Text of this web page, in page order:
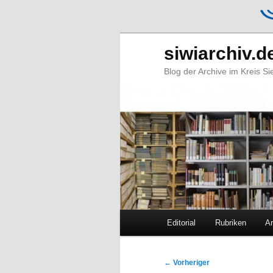
Blog der Archive im Kreis
Zum
Zum
Editorial Rubriken
Beitragsnavigation
← Vorheriger